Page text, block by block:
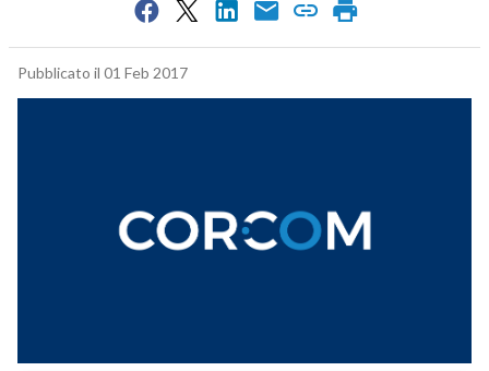
Pubblicato il 01 Feb 2017